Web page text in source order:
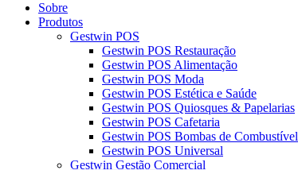
Sobre
Produtos
Gestwin POS
Gestwin POS Restauração
Gestwin POS Alimentação
Gestwin POS Moda
Gestwin POS Estética e Saúde
Gestwin POS Quiosques & Papelarias
Gestwin POS Cafetaria
Gestwin POS Bombas de Combustível
Gestwin POS Universal
Gestwin Gestão Comercial